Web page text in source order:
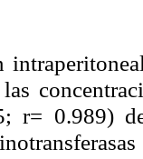
r= 0.989)